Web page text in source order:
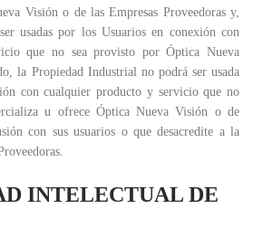
Visión o de las Empresas Proveedoras y,
usadas por los Usuarios en conexión con
que no sea provisto por Óptica Nueva
la Propiedad Industrial no podrá ser usada
con cualquier producto y servicio que no
u ofrece Óptica Nueva Visión o de
con sus usuarios o que desacredite a la
INTELECTUAL DE